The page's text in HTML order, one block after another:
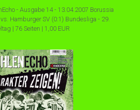
- Ausgabe 14 - 13.04.2007 Borussia
Hamburger SV (0:1) Bundesliga - 29.
| 76 Seiten | 1,00 EUR